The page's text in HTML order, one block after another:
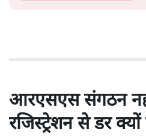
आरएसएस संगठन
रजिस्ट्रेशन से डर क्यों